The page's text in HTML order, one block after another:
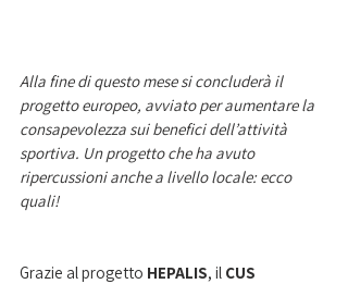
Alla fine di questo mese si concluderà il
progetto europeo, avviato per aumentare la
consapevolezza sui benefici dell’attività
sportiva. Un progetto che ha avuto
ripercussioni anche a livello locale: ecco
quali!
Grazie al progetto HEPALIS, il CUS